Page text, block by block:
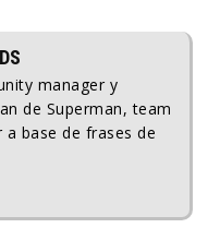
manager y
de Superman, team
a base de frases de